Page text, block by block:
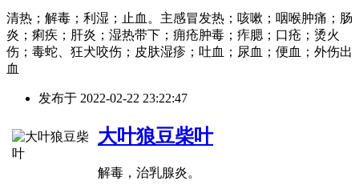
清热；解毒；利湿；止血。主感冒发热；咳嗽；咽喉肿痛；肠
炎；痢疾；肝炎；湿热带下；痈疮肿毒；痄腮；口疮；烫火
伤；毒蛇、狂犬咬伤；皮肤湿疹；吐血；尿血；便血；外伤出
血
发布于 2022-02-22 23:22:47
大叶狼豆柴叶
解毒，治乳腺炎。